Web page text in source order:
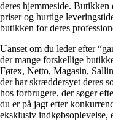
deres hjemmeside.
priser og hurtige
butikken for deres
Uanset om du leder efter
der mange forskellige
Føtex, Netto, Magasin,
der har skræddersyet deres
hos forbrugere, der søger
du er på jagt efter
eksklusiv indkøbsoplevelse,